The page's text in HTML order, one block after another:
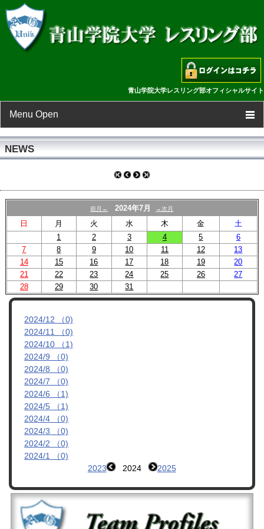
青山学院大学レスリング部オフィシャルサイト
Menu Open
TOP
スケジュール
選手一覧
フォトギャラリー
管理者ブログ
OBへのお知らせ
リンク集
NEWS
前月← 2024年7月 →次月
日 月 火 水 木 金
土
1
2 3 4 5
6
7
8 9 10 11 12
13
14
15 16 17 18 19
20
21
22 23 24 25 26
27
28
29 30 31
2024/12 （0)
2024/11 （0)
2024/10 （1)
2024/9 （0)
2024/8 （0)
2024/7 （0)
2024/6 （1)
2024/5 （1)
2024/4 （0)
2024/3 （0)
2024/2 （0)
2024/1 （0)
2023
2024 2025